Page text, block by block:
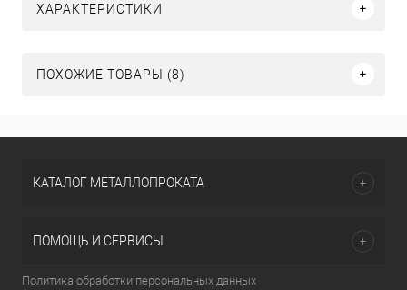
ХАРАКТЕРИСТИКИ
ПОХОЖИЕ ТОВАРЫ (8)
КАТАЛОГ МЕТАЛЛОПРОКАТА
ПОМОЩЬ И СЕРВИСЫ
Политика обработки персональных данных